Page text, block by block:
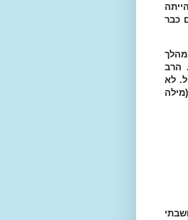
כבר
הרב
לא